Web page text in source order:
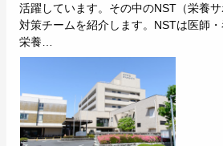
活躍しています。その中のNST（栄養
対策チームを紹介します。NSTは医師
栄養…